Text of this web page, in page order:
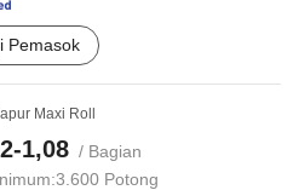
Pemasok
Maxi Roll
1,08 / Bagian
3.600 Potong